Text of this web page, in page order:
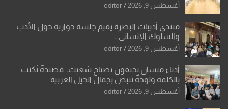
أغسطس 9, 2026 editor
منتدى أديبات البصرة يقيم جلسة حوارية حول الأدب
والسلوك الإنساني…
أغسطس 9, 2026 editor
أدباء ميسان يحتفون بصباح شغيت.. قصيدةٌ تُكتب
بالكلمة ولوحةٌ تنبض بجمال الخيل العربية
أغسطس 9, 2026 editor